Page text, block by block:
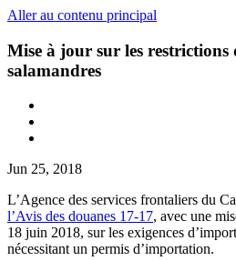
Aller au contenu principal
Mise à jour sur les restrictions
salamandres
Jun 25, 2018
L’Agence des services frontaliers du
l’Avis des douanes 17-17, avec une
18 juin 2018, sur les exigences
nécessitant un permis d’importation.